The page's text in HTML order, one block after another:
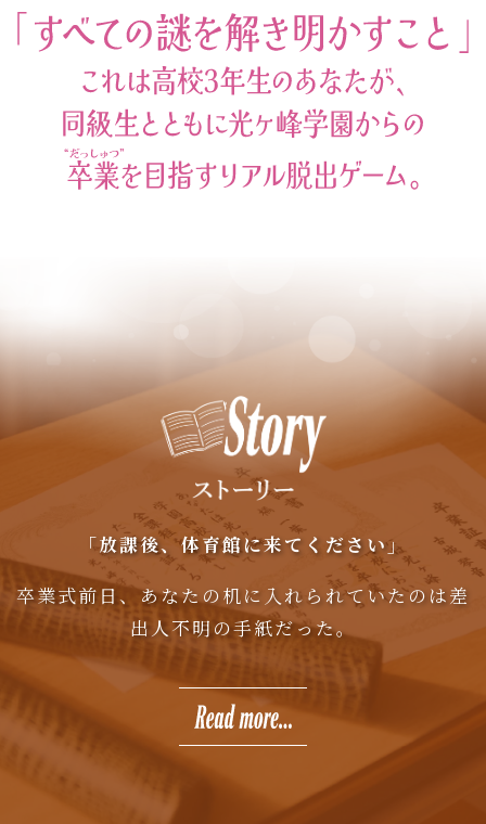
「放課後、体育館に来てください」
卒業式前日、あなたの机に入れられていたのは差
出人不明の手紙だった。